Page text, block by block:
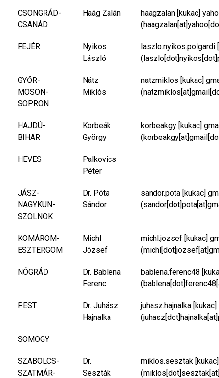
CSONGRÁD-
CSANÁD
Haág Zalán haagzalan [kukac]
FEJÉR
Nyikos
László
laszlo.nyikos.polgardi
GYŐR-
MOSON-
SOPRON
Nátz
Miklós
natzmiklos [kukac]
HAJDÚ-
BIHAR
Korbeák
György
korbeakgy [kukac]
HEVES
Palkovics
Péter
JÁSZ-
NAGYKUN-
SZOLNOK
Dr. Póta
Sándor
sandor.pota [kukac]
KOMÁROM-
ESZTERGOM
Michl
József
michl.jozsef [kukac]
NÓGRÁD
Dr. Bablena
Ferenc
bablena.ferenc48
PEST
Dr. Juhász
Hajnalka
juhasz.hajnalka [kukac]
SOMOGY
SZABOLCS-
SZATMÁR-
Dr.
Seszták
miklos.sesztak